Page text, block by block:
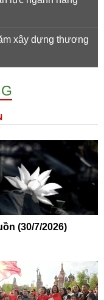
xây dựng thương
(30/7/2026)